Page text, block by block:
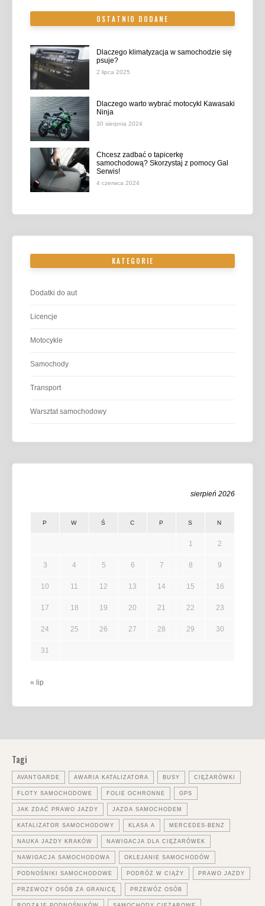
OSTATNIO DODANE
Dlaczego klimatyzacja w samochodzie się
psuje?
2 lipca 2025
Dlaczego warto wybrać motocykl Kawasaki
Ninja
30 sierpnia 2024
Chcesz zadbać o tapicerkę
samochodową? Skorzystaj z pomocy Gal
Serwis!
4 czerwca 2024
KATEGORIE
Dodatki do aut
Licencje
Motocykle
Samochody
Transport
Warsztat samochodowy
sierpień 2026
P W Ś C P S N
1 2
3 4 5 6 7 8 9
10 11 12 13 14 15 16
17 18 19 20 21 22 23
24 25 26 27 28 29 30
31
« lip
Tagi
AVANTGARDE AWARIA KATALIZATORA BUSY CIĘŻARÓWKI
FLOTY SAMOCHODOWE FOLIE OCHRONNE GPS
JAK ZDAĆ PRAWO JAZDY JAZDA SAMOCHODEM
KATALIZATOR SAMOCHODOWY KLASA A MERCEDES-BENZ
NAUKA JAZDY KRAKÓW NAWIGACJA DLA CIĘŻARÓWEK
NAWIGACJA SAMOCHODOWA OKLEJANIE SAMOCHODÓW
PODNOŚNIKI SAMOCHODOWE PODRÓŻ W CIĄŻY PRAWO JAZDY
PRZEWOZY OSÓB ZA GRANICĘ PRZEWÓZ OSÓB